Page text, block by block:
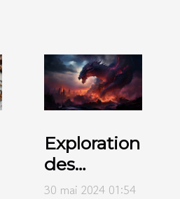
Exploration
des
tendances
30 mai 2024 01:54